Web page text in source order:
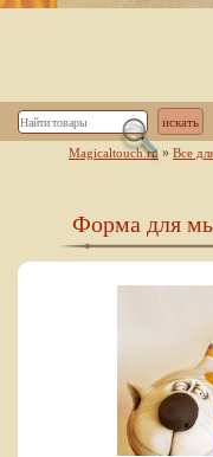
Magicaltouch.ru » Все
Форма для